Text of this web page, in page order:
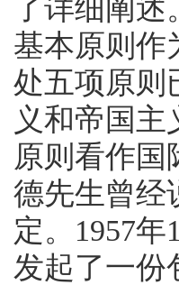
了详细阐
基本原则作
处五项原则
义和帝国
原则看作国
德先生曾经
定。1957
发起了一份